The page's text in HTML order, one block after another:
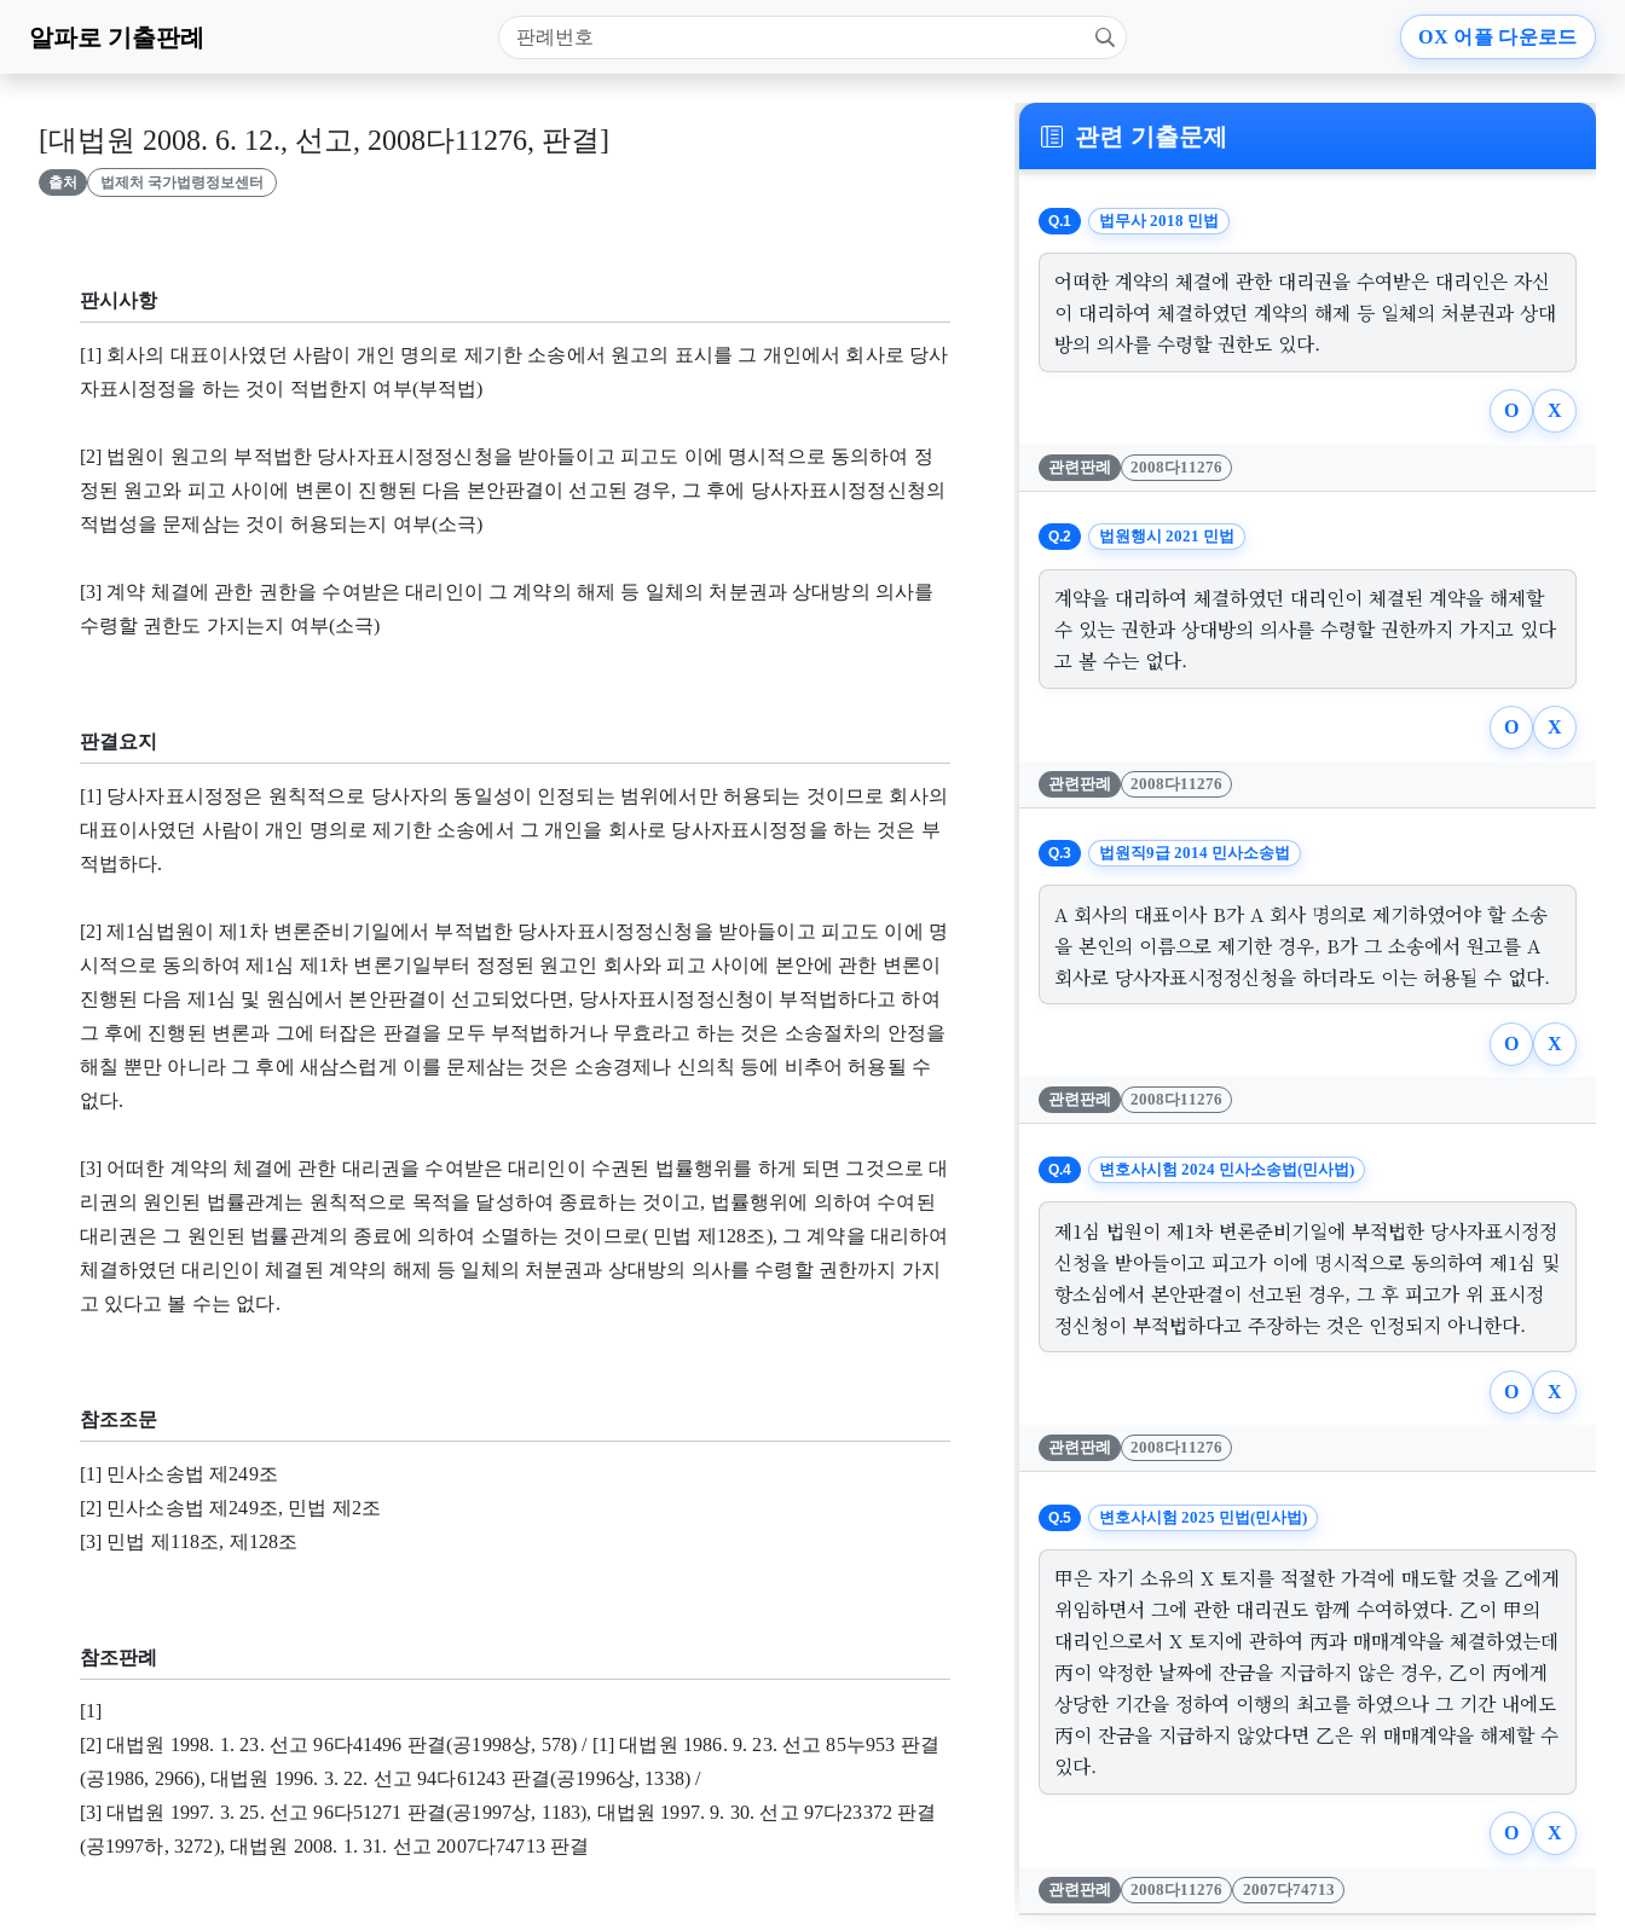
알파로 기출판례 OX 어플 다운로드
[대법원 2008. 6. 12., 선고, 2008다11276, 판결]
출처 법제처 국가법령정보센터
판시사항
[1] 회사의 대표이사였던 사람이 개인 명의로 제기한 소송에서 원고의 표시를 그 개인에서 회사로 당사
자표시정정을 하는 것이 적법한지 여부(부적법)
[2] 법원이 원고의 부적법한 당사자표시정정신청을 받아들이고 피고도 이에 명시적으로 동의하여 정
정된 원고와 피고 사이에 변론이 진행된 다음 본안판결이 선고된 경우, 그 후에 당사자표시정정신청의
적법성을 문제삼는 것이 허용되는지 여부(소극)
[3] 계약 체결에 관한 권한을 수여받은 대리인이 그 계약의 해제 등 일체의 처분권과 상대방의 의사를
수령할 권한도 가지는지 여부(소극)
판결요지
[1] 당사자표시정정은 원칙적으로 당사자의 동일성이 인정되는 범위에서만 허용되는 것이므로 회사의
대표이사였던 사람이 개인 명의로 제기한 소송에서 그 개인을 회사로 당사자표시정정을 하는 것은 부
적법하다.
[2] 제1심법원이 제1차 변론준비기일에서 부적법한 당사자표시정정신청을 받아들이고 피고도 이에 명
시적으로 동의하여 제1심 제1차 변론기일부터 정정된 원고인 회사와 피고 사이에 본안에 관한 변론이
진행된 다음 제1심 및 원심에서 본안판결이 선고되었다면, 당사자표시정정신청이 부적법하다고 하여
그 후에 진행된 변론과 그에 터잡은 판결을 모두 부적법하거나 무효라고 하는 것은 소송절차의 안정을
해칠 뿐만 아니라 그 후에 새삼스럽게 이를 문제삼는 것은 소송경제나 신의칙 등에 비추어 허용될 수
없다.
[3] 어떠한 계약의 체결에 관한 대리권을 수여받은 대리인이 수권된 법률행위를 하게 되면 그것으로 대
리권의 원인된 법률관계는 원칙적으로 목적을 달성하여 종료하는 것이고, 법률행위에 의하여 수여된
대리권은 그 원인된 법률관계의 종료에 의하여 소멸하는 것이므로( 민법 제128조), 그 계약을 대리하여
체결하였던 대리인이 체결된 계약의 해제 등 일체의 처분권과 상대방의 의사를 수령할 권한까지 가지
고 있다고 볼 수는 없다.
참조조문
[1] 민사소송법 제249조
[2] 민사소송법 제249조, 민법 제2조
[3] 민법 제118조, 제128조
참조판례
[1]
[2] 대법원 1998. 1. 23. 선고 96다41496 판결(공1998상, 578) / [1] 대법원 1986. 9. 23. 선고 85누953 판결
(공1986, 2966), 대법원 1996. 3. 22. 선고 94다61243 판결(공1996상, 1338) /
[3] 대법원 1997. 3. 25. 선고 96다51271 판결(공1997상, 1183), 대법원 1997. 9. 30. 선고 97다23372 판결
(공1997하, 3272), 대법원 2008. 1. 31. 선고 2007다74713 판결
관련 기출문제
Q.1 법무사 2018 민법
어떠한 계약의 체결에 관한 대리권을 수여받은 대리인은 자신
이 대리하여 체결하였던 계약의 해제 등 일체의 처분권과 상대
방의 의사를 수령할 권한도 있다.
O X
관련판례 2008다11276
Q.2 법원행시 2021 민법
계약을 대리하여 체결하였던 대리인이 체결된 계약을 해제할
수 있는 권한과 상대방의 의사를 수령할 권한까지 가지고 있다
고 볼 수는 없다.
O X
관련판례 2008다11276
Q.3 법원직9급 2014 민사소송법
A 회사의 대표이사 B가 A 회사 명의로 제기하였어야 할 소송
을 본인의 이름으로 제기한 경우, B가 그 소송에서 원고를 A
회사로 당사자표시정정신청을 하더라도 이는 허용될 수 없다.
O X
관련판례 2008다11276
Q.4 변호사시험 2024 민사소송법(민사법)
제1심 법원이 제1차 변론준비기일에 부적법한 당사자표시정정
신청을 받아들이고 피고가 이에 명시적으로 동의하여 제1심 및
항소심에서 본안판결이 선고된 경우, 그 후 피고가 위 표시정
정신청이 부적법하다고 주장하는 것은 인정되지 아니한다.
O X
관련판례 2008다11276
Q.5 변호사시험 2025 민법(민사법)
甲은 자기 소유의 X 토지를 적절한 가격에 매도할 것을 乙에게
위임하면서 그에 관한 대리권도 함께 수여하였다. 乙이 甲의
대리인으로서 X 토지에 관하여 丙과 매매계약을 체결하였는데
丙이 약정한 날짜에 잔금을 지급하지 않은 경우, 乙이 丙에게
상당한 기간을 정하여 이행의 최고를 하였으나 그 기간 내에도
丙이 잔금을 지급하지 않았다면 乙은 위 매매계약을 해제할 수
있다.
O X
관련판례 2008다11276 2007다74713